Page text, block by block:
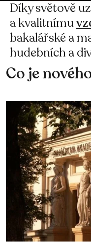
Díky světově
a kvalitnímu
bakalářské a
hudebních a
Divadelní
fakulta
Hudební
fakulta
na
Orlí
Studio
Marta
Co je